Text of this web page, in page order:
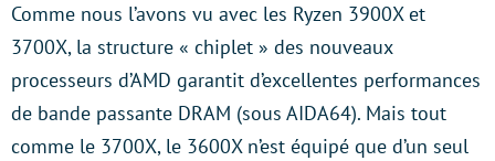
Comme nous l’avons vu avec les Ryzen 3900X et
3700X, la structure « chiplet » des nouveaux
processeurs d’AMD garantit d’excellentes performances
de bande passante DRAM (sous AIDA64). Mais tout
comme le 3700X, le 3600X n’est équipé que d’un seul